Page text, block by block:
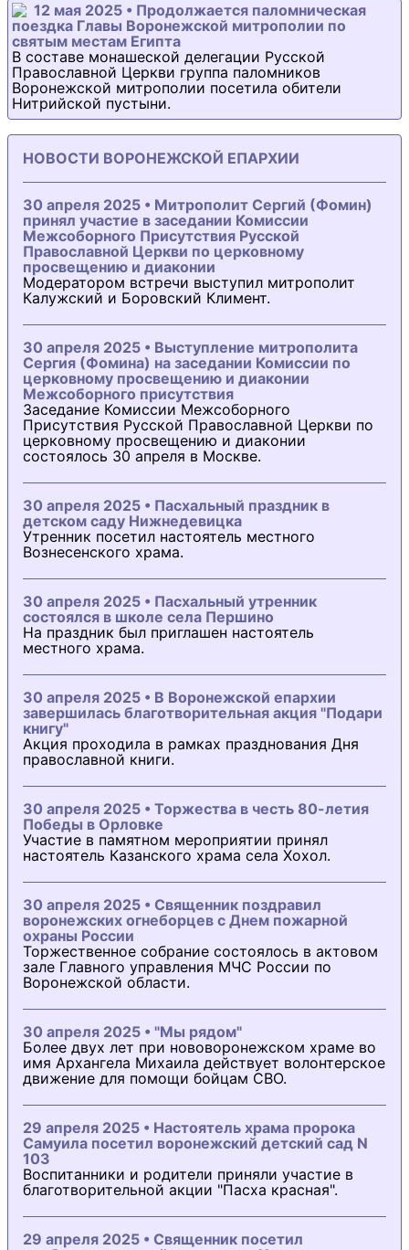
12 мая 2025 • Продолжается паломническая
поездка Главы Воронежской митрополии по
святым местам Египта
В составе монашеской делегации Русской
Православной Церкви группа паломников
Воронежской митрополии посетила обители
Нитрийской пустыни.
НОВОСТИ ВОРОНЕЖСКОЙ ЕПАРХИИ
30 апреля 2025 • Митрополит Сергий (Фомин)
принял участие в заседании Комиссии
Межсоборного Присутствия Русской
Православной Церкви по церковному
просвещению и диаконии
Модератором встречи выступил митрополит
Калужский и Боровский Климент.
30 апреля 2025 • Выступление митрополита
Сергия (Фомина) на заседании Комиссии по
церковному просвещению и диаконии
Межсоборного присутствия
Заседание Комиссии Межсоборного
Присутствия Русской Православной Церкви по
церковному просвещению и диаконии
состоялось 30 апреля в Москве.
30 апреля 2025 • Пасхальный праздник в
детском саду Нижнедевицка
Утренник посетил настоятель местного
Вознесенского храма.
30 апреля 2025 • Пасхальный утренник
состоялся в школе села Першино
На праздник был приглашен настоятель
местного храма.
30 апреля 2025 • В Воронежской епархии
завершилась благотворительная акция "Подари
книгу"
Акция проходила в рамках празднования Дня
православной книги.
30 апреля 2025 • Торжества в честь 80-летия
Победы в Орловке
Участие в памятном мероприятии принял
настоятель Казанского храма села Хохол.
30 апреля 2025 • Священник поздравил
воронежских огнеборцев с Днем пожарной
охраны России
Торжественное собрание состоялось в актовом
зале Главного управления МЧС России по
Воронежской области.
30 апреля 2025 • "Мы рядом"
Более двух лет при нововоронежском храме во
имя Архангела Михаила действует волонтерское
движение для помощи бойцам СВО.
29 апреля 2025 • Настоятель храма пророка
Самуила посетил воронежский детский сад N
103
Воспитанники и родители приняли участие в
благотворительной акции "Пасха красная".
29 апреля 2025 • Священник посетил